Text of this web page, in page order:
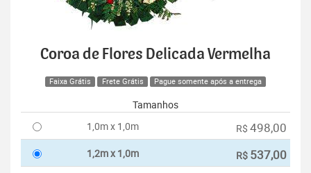
Coroa de Flores Delicada Vermelha
Faixa Grátis Frete Grátis Pague somente após a entrega
Tamanhos
1,0m x 1,0m
R$ 498,00
1,2m x 1,0m R$ 537,00